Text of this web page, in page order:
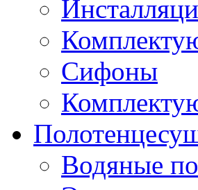
Сифоны
Водяные